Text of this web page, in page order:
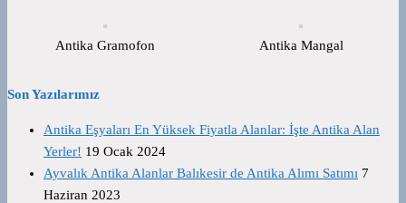
Antika Gramofon Antika Mangal
Son Yazılarımız
Antika Eşyaları En Yüksek Fiyatla Alanlar: İşte Antika Alan
Yerler! 19 Ocak 2024
Ayvalık Antika Alanlar Balıkesir de Antika Alımı Satımı 7
Haziran 2023